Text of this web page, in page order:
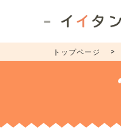
トップページ